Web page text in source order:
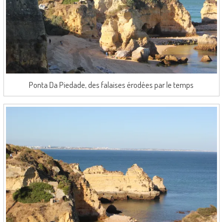
Ponta Da Piedade, des falaises érodées par le temps